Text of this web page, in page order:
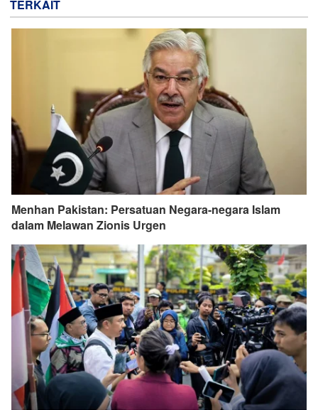
TERKAIT
Menhan Pakistan: Persatuan Negara-negara Islam
dalam Melawan Zionis Urgen